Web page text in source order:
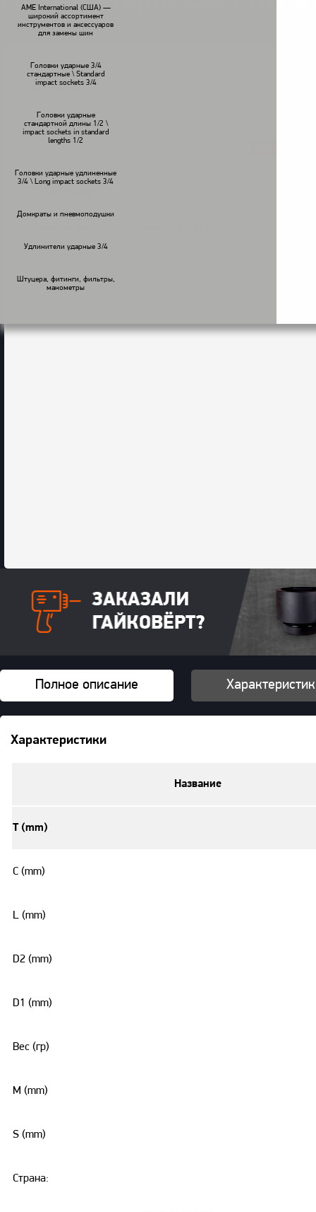
AME International (США) —
широкий ассортимент
инструментов и аксессуаров
для замены шин
Головки ударные 3/4
стандартные \ Standard
impact sockets 3/4
Головки ударные
стандартной длины 1/2 \
impact sockets in standard
lengths 1/2
Головки ударные удлиненные
3/4 \ Long impact sockets 3/4
Домкраты и пневмоподушки
Удлинители ударные 3/4
Штуцера, фитинги, фильтры,
манометры
В наличии
Полное описание
Характеристики
Название
T (mm)
C (mm)
L (mm)
D2 (mm)
D1 (mm)
Вес (гр)
M (mm)
S (mm)
Страна: